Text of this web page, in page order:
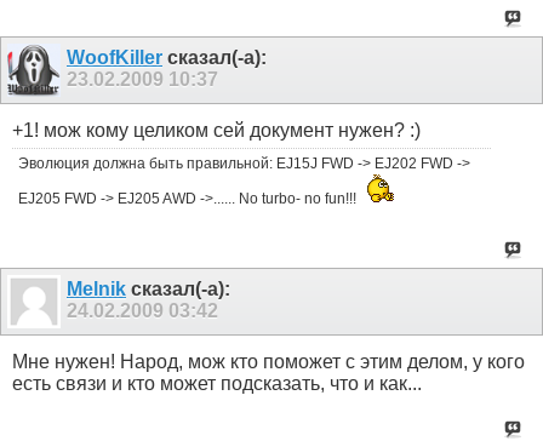
WoofKiller сказал(-а):
23.02.2009 10:37
+1! мож кому целиком сей документ нужен? :)
Эволюция должна быть правильной: EJ15J FWD -> EJ202 FWD ->
EJ205 FWD -> EJ205 AWD ->...... No turbo- no fun!!!
Melnik сказал(-а):
24.02.2009 03:42
Мне нужен! Народ, мож кто поможет с этим делом, у кого
есть связи и кто может подсказать, что и как...